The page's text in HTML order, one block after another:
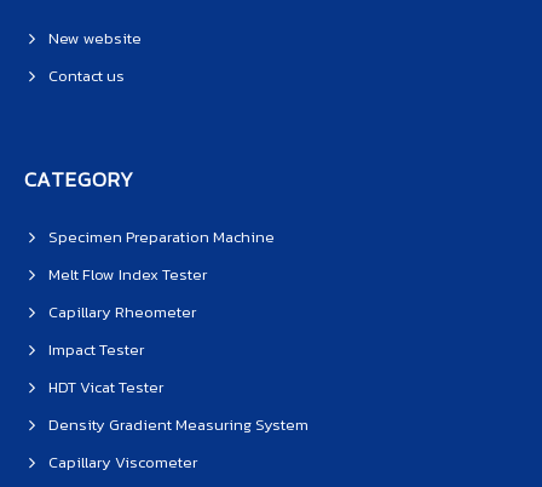
New website
Contact us
CATEGORY
Specimen Preparation Machine
Melt Flow Index Tester
Capillary Rheometer
Impact Tester
HDT Vicat Tester
Density Gradient Measuring System
Capillary Viscometer